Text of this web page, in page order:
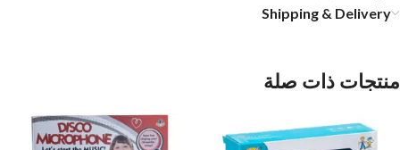
Shipping & Delivery
منتجات ذات صلة